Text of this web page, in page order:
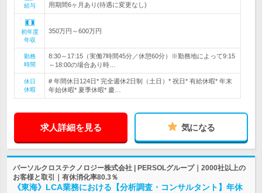
給与
用期間6ヶ月あり(待遇に変更なし)
初年度
年収
350万円～600万円
勤務
時間
8:30～17:15（実働7時間45分／休憩60分）※勤務地によって9:15
～18:00の場合あり時…
休日
休暇
# 年間休日124日* 完全週休2日制（土日）* 祝日* 有給休暇* 年末
年始休暇* 夏季休暇* 慶…
求人詳細を見る 気になる
パーソルクロステクノロジー株式会社 | PERSOLグループ｜2000社以上の
お客様と取引｜有休消化率80.3％
《東海》LCA業務における【分析調査・コンサルタント】年休